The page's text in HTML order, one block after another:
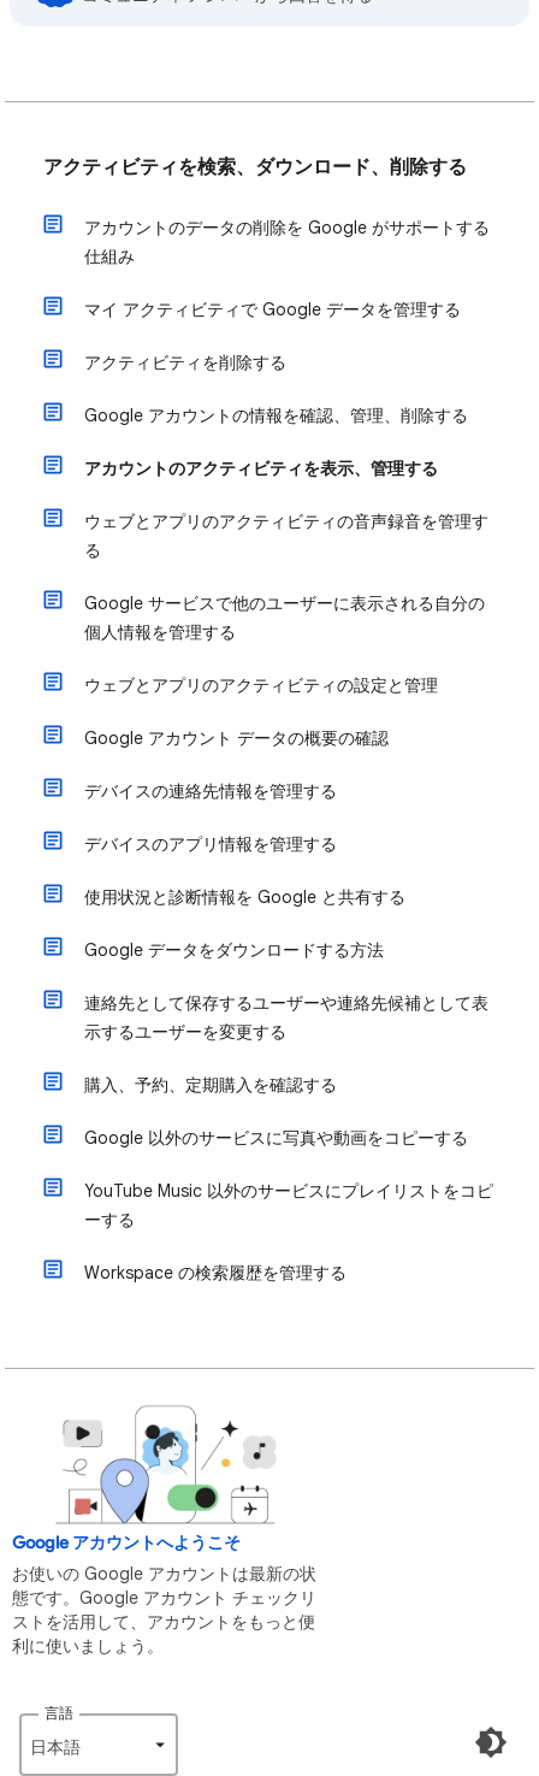
アクティビティを検索、ダウンロード、削除する
アカウントのデータの削除を Google がサポートする
仕組み
マイ アクティビティで Google データを管理する
アクティビティを削除する
Google アカウントの情報を確認、管理、削除する
アカウントのアクティビティを表示、管理する
ウェブとアプリのアクティビティの音声録音を管理す
る
Google サービスで他のユーザーに表示される自分の
個人情報を管理する
ウェブとアプリのアクティビティの設定と管理
Google アカウント データの概要の確認
デバイスの連絡先情報を管理する
デバイスのアプリ情報を管理する
使用状況と診断情報を Google と共有する
Google データをダウンロードする方法
連絡先として保存するユーザーや連絡先候補として表
示するユーザーを変更する
購入、予約、定期購入を確認する
Google 以外のサービスに写真や動画をコピーする
YouTube Music 以外のサービスにプレイリストをコピ
ーする
Workspace の検索履歴を管理する
Google アカウントへようこそ
お使いの Google アカウントは最新の状
態です。Google アカウント チェックリ
ストを活用して、アカウントをもっと便
利に使いましょう。
言語
日本語‎